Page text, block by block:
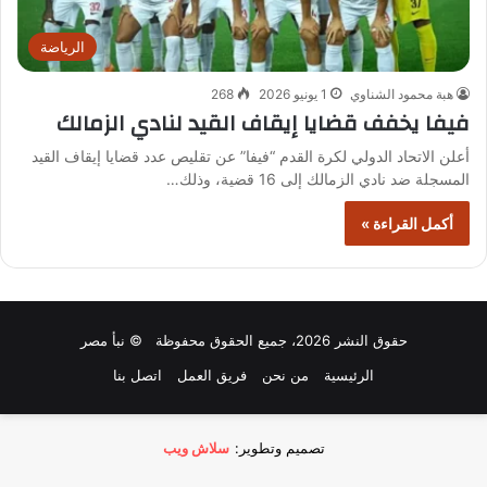
الرياضة
هبة محمود الشناوي 1 يونيو 2026 268
فيفا يخفف قضايا إيقاف القيد لنادي الزمالك
أعلن الاتحاد الدولي لكرة القدم “فيفا” عن تقليص عدد قضايا إيقاف القيد
المسجلة ضد نادي الزمالك إلى 16 قضية، وذلك…
أكمل القراءة »
حقوق النشر 2026، جميع الحقوق محفوظة © نبأ مصر
الرئيسية
من نحن فريق العمل اتصل بنا
تصميم وتطوير: سلاش ويب